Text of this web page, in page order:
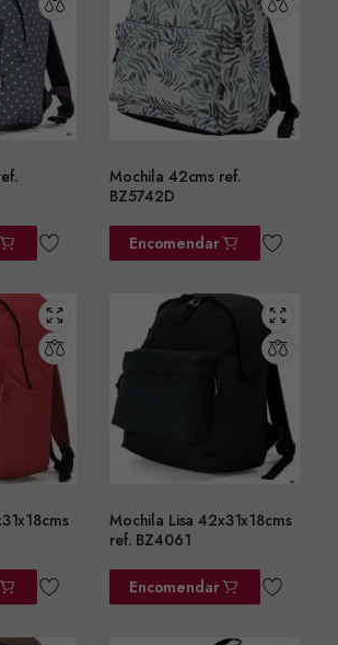
Mochila 42cms ref.
BZ5742D
Encomendar
Mochila Lisa 42x31x18cms
ref. BZ4061
Encomendar